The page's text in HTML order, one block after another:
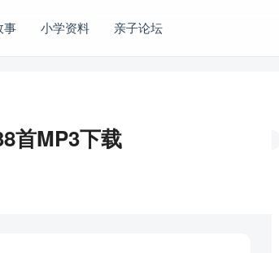
事 小学资料 亲子论坛
首MP3下载